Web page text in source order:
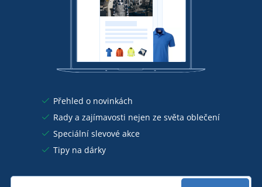
Přehled o novinkách
Rady a zajímavosti nejen ze světa oblečení
Speciální slevové akce
Tipy na dárky